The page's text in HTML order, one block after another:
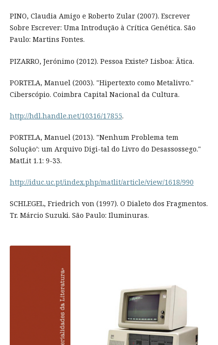
PINO, Claudia Amigo e Roberto Zular (2007). Escrever
Sobre Escrever: Uma Introdução à Crítica Genética. São
Paulo: Martins Fontes.
PIZARRO, Jerónimo (2012). Pessoa Existe? Lisboa: Ãtica.
PORTELA, Manuel (2003). "Hipertexto como Metalivro."
Ciberscópio. Coimbra Capital Nacional da Cultura.
http://hdl.handle.net/10316/17855.
PORTELA, Manuel (2013). "Nenhum Problema tem
Solução’: um Arquivo Digi-tal do Livro do Desassossego."
MatLit 1.1: 9-33.
http://iduc.uc.pt/index.php/matlit/article/view/1618/990
SCHLEGEL, Friedrich von (1997). O Dialeto dos Fragmentos.
Tr. Márcio Suzuki. São Paulo: Iluminuras.